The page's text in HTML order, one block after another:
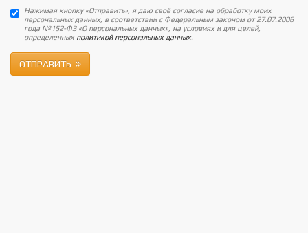
Нажимая кнопку «Отправить», я даю своё согласие на обработку моих
персональных данных, в соответствии с Федеральным законом от 27.07.2006
года №152-ФЗ «О персональных данных», на условиях и для целей,
определенных политикой персональных данных.
ОТПРАВИТЬ